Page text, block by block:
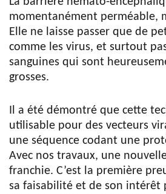
momentanément perméable,
Elle ne laisse passer que de
comme les virus, et surtout
sanguines qui sont
grosses.
Il a été démontré que cette
utilisable pour des vecteurs
une séquence codant une
Avec nos travaux, une
franchie. C’est la première
sa faisabilité et de son intérêt